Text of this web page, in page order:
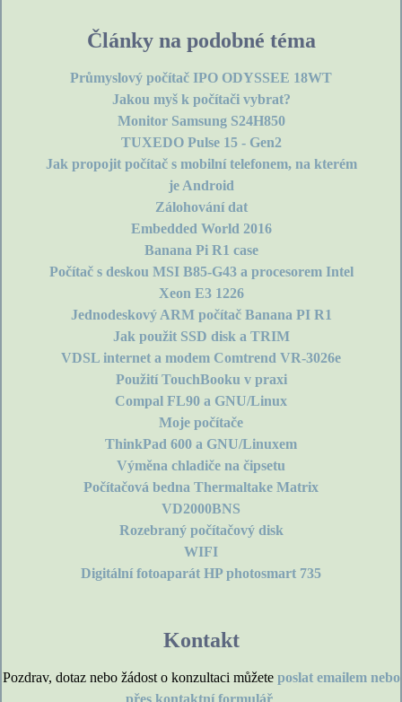
Články na podobné téma
Průmyslový počítač IPO ODYSSEE 18WT
Jakou myš k počítači vybrat?
Monitor Samsung S24H850
TUXEDO Pulse 15 - Gen2
Jak propojit počítač s mobilní telefonem, na kterém
je Android
Zálohování dat
Embedded World 2016
Banana Pi R1 case
Počítač s deskou MSI B85-G43 a procesorem Intel
Xeon E3 1226
Jednodeskový ARM počítač Banana PI R1
Jak použit SSD disk a TRIM
VDSL internet a modem Comtrend VR-3026e
Použití TouchBooku v praxi
Compal FL90 a GNU/Linux
Moje počítače
ThinkPad 600 a GNU/Linuxem
Výměna chladiče na čipsetu
Počítačová bedna Thermaltake Matrix
VD2000BNS
Rozebraný počítačový disk
WIFI
Digitální fotoaparát HP photosmart 735
Kontakt
Pozdrav, dotaz nebo žádost o konzultaci můžete poslat emailem nebo